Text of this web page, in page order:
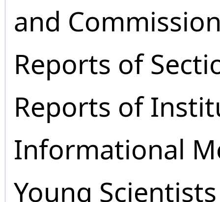
and
Reports of
Reports of
Informational
Young